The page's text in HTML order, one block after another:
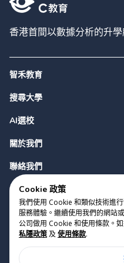
香港首間以數據分析的升
智禾教育
搜尋大學
AI選校
關於我們
聯絡我們
版權 2023 Cyclopes® •
使用
Cookie 政策
我們使用 Cookie 和類似技術進
服務體驗。繼續使用我們的網站
公司做用 Cookie 和使用條款。
私隱政策及 使用條款.